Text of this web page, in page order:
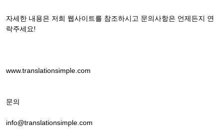
자세한 내용은 저희 웹사이트를 참조하시고 문의사항은 언제든지 연
락주세요!
www.translationsimple.com
문의
info@translationsimple.com